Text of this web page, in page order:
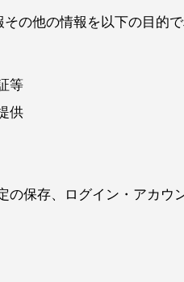
の他の情報を以下の目的
等
供
の保存、ログイン・アカウ